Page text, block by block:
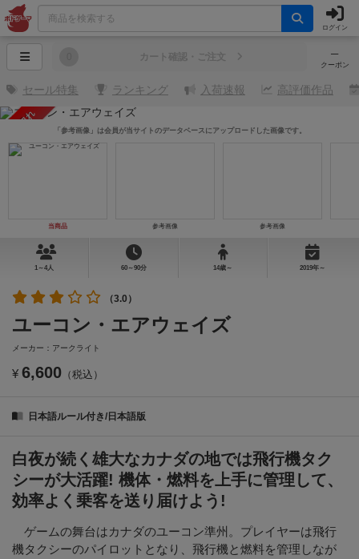
ログイン
─
クーポン
カート確認・ご注文
セール特集 ランキング 入荷速報 高評価作品
売り切れ
当商品 参考画像 参考画像
「参考画像」は会員が当サイトのデータベースにアップロードした画像です。
1～4人 60～90分 14歳～ 2019年～
（3.0）
ユーコン・エアウェイズ
メーカー：アークライト
¥ 6,600 （税込）
日本語ルール付き/日本語版
白夜が続く雄大なカナダの地では飛行機タク
シーが大活躍! 機体・燃料を上手に管理して、
効率よく乗客を送り届けよう!
ゲームの舞台はカナダのユーコン準州。プレイヤーは飛行
機タクシーのパイロットとなり、飛行機と燃料を管理しなが